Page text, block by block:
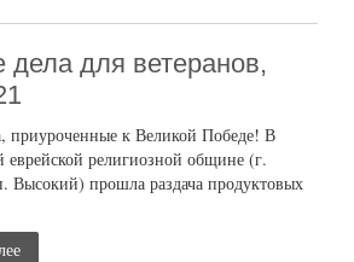
для ветеранов,
приуроченные к Великой Победе! В
еврейской религиозной общине (г.
Высокий) прошла раздача продуктовых